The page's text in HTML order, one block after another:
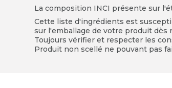
La composition INCI présente sur
Cette liste d'ingrédients est
sur l'emballage de votre produit
Toujours vérifier et respecter les
Produit non scellé ne pouvant pas